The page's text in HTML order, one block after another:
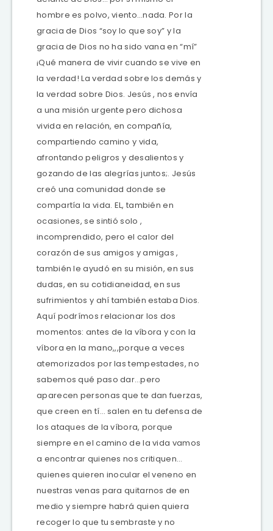
hombre es polvo, viento…nada. Por la
gracia de Dios “soy lo que soy” y la
gracia de Dios no ha sido vana en “mí”
¡Qué manera de vivir cuando se vive en
la verdad! La verdad sobre los demás y
la verdad sobre Dios. Jesús , nos envía
a una misión urgente pero dichosa
vivida en relación, en compañía,
compartiendo camino y vida,
afrontando peligros y desalientos y
gozando de las alegrías juntos;. Jesús
creó una comunidad donde se
compartía la vida. EL, también en
ocasiones, se sintió solo ,
incomprendido, pero el calor del
corazón de sus amigos y amigas ,
también le ayudó en su misión, en sus
dudas, en su cotidianeidad, en sus
sufrimientos y ahí también estaba Dios.
Aquí podrímos relacionar los dos
momentos: antes de la víbora y con la
víbora en la mano,,,porque a veces
atemorizados por las tempestades, no
sabemos qué paso dar…pero
aparecen personas que te dan fuerzas,
que creen en tí… salen en tu defensa de
los ataques de la víbora, porque
siempre en el camino de la vida vamos
a encontrar quienes nos critiquen…
quienes quieren inocular el veneno en
nuestras venas para quitarnos de en
medio y siempre habrá quien quiera
recoger lo que tu sembraste y no